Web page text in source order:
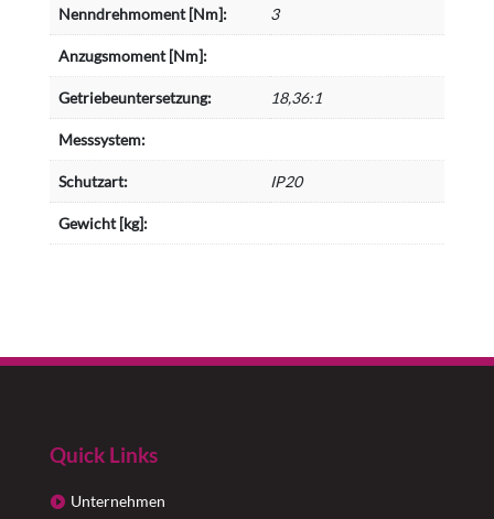
Nenndrehmoment [Nm]: 3
Anzugsmoment [Nm]:
Getriebeuntersetzung: 18,36:1
Messsystem:
Schutzart: IP20
Gewicht [kg]:
Quick Links
Unternehmen